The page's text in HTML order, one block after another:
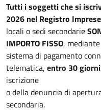
Tutti i soggetti che si
2026 nel Registro
locali o sedi secondarie
IMPORTO FISSO,
sistema di pagamento
telematica, entro 30 giorni
iscrizione
o della denuncia di
secondaria.